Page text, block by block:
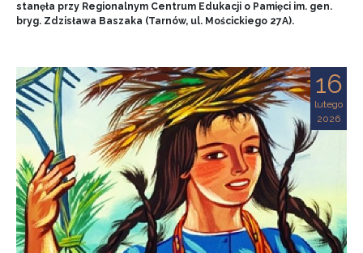
stanęła przy Regionalnym Centrum Edukacji o Pamięci im. gen.
bryg. Zdzisława Baszaka (Tarnów, ul. Mościckiego 27A).
16
lutego
2026